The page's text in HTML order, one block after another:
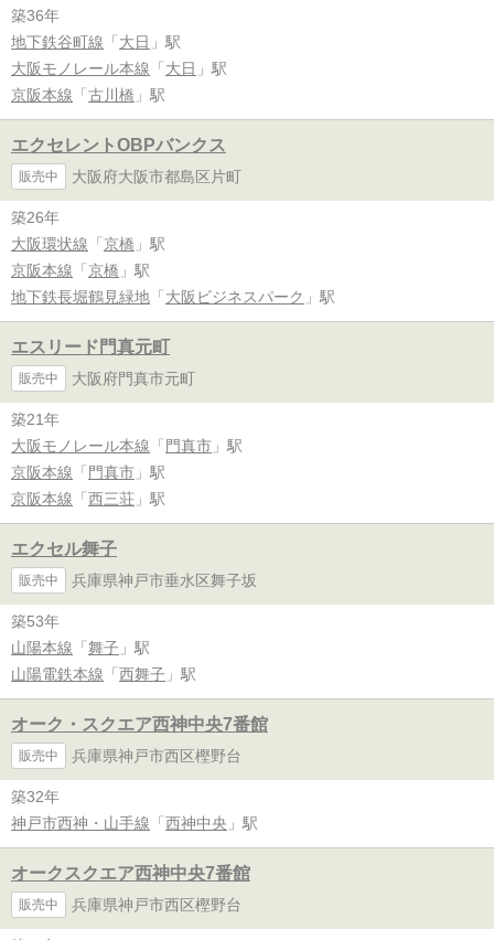
築36年
地下鉄谷町線 「 大日 」駅
大阪モノレール本線 「 大日 」駅
京阪本線 「 古川橋 」駅
エクセレントOBPバンクス
販売中 大阪府大阪市都島区片町
築26年
大阪環状線 「 京橋 」駅
京阪本線 「 京橋 」駅
地下鉄長堀鶴見緑地 「 大阪ビジネスパーク 」駅
エスリード門真元町
販売中 大阪府門真市元町
築21年
大阪モノレール本線 「 門真市 」駅
京阪本線 「 門真市 」駅
京阪本線 「 西三荘 」駅
エクセル舞子
販売中 兵庫県神戸市垂水区舞子坂
築53年
山陽本線 「 舞子 」駅
山陽電鉄本線 「 西舞子 」駅
オーク・スクエア西神中央7番館
販売中 兵庫県神戸市西区樫野台
築32年
神戸市西神・山手線 「 西神中央 」駅
オークスクエア西神中央7番館
販売中 兵庫県神戸市西区樫野台